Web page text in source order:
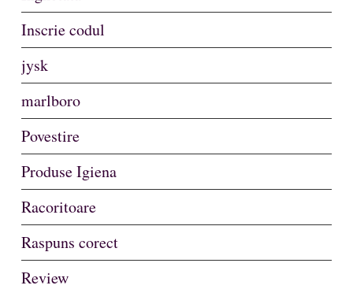
Inscrie codul
jysk
marlboro
Povestire
Produse Igiena
Racoritoare
Raspuns corect
Review